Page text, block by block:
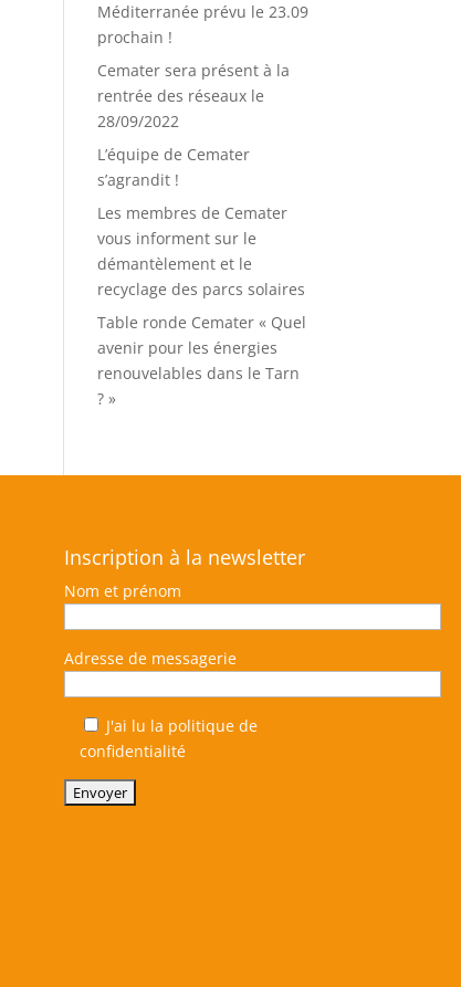
Méditerranée prévu le 23.09
prochain !
Cemater sera présent à la
rentrée des réseaux le
28/09/2022
L’équipe de Cemater
s’agrandit !
Les membres de Cemater
vous informent sur le
démantèlement et le
recyclage des parcs solaires
Table ronde Cemater « Quel
avenir pour les énergies
renouvelables dans le Tarn
? »
Inscription à la newsletter
Nom et prénom
Adresse de messagerie
J'ai lu la politique de
confidentialité